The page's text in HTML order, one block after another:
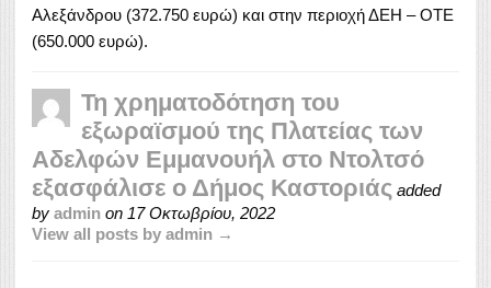
Αλεξάνδρου (372.750 ευρώ) και στην περιοχή ΔΕΗ – ΟΤΕ
(650.000 ευρώ).
Τη χρηματοδότηση του
εξωραϊσμού της Πλατείας των
Αδελφών Εμμανουήλ στο Ντολτσό
εξασφάλισε ο Δήμος Καστοριάς added
by admin on 17 Οκτωβρίου, 2022
View all posts by admin →